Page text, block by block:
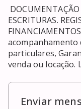
ESCRITURAS.
acompanhamento
particulares,
venda ou locação.
Enviar